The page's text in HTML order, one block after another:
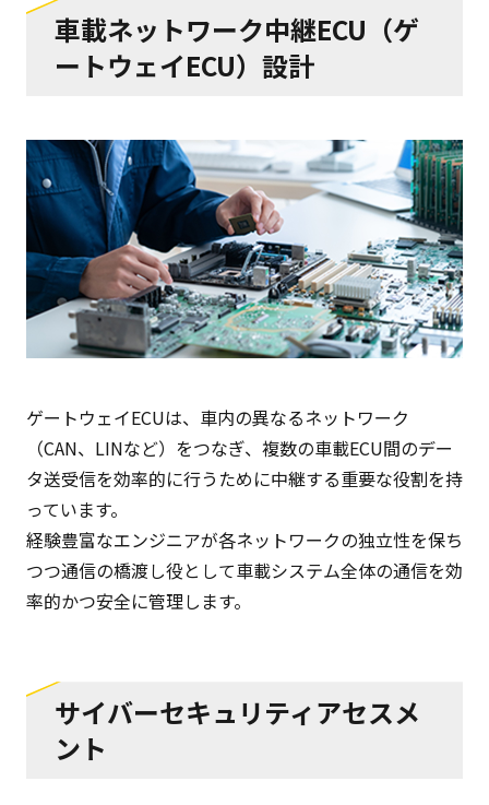
車載ネットワーク中継ECU（ゲ
ートウェイECU）設計
ゲートウェイECUは、車内の異なるネットワーク
（CAN、LINなど）をつなぎ、複数の車載ECU間のデー
タ送受信を効率的に行うために中継する重要な役割を持
っています。
経験豊富なエンジニアが各ネットワークの独立性を保ち
つつ通信の橋渡し役として車載システム全体の通信を効
率的かつ安全に管理します。
サイバーセキュリティアセスメ
ント